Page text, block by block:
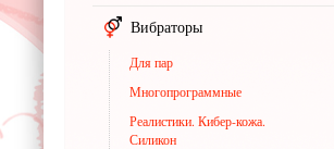
Вибраторы
Для пар
Многопрограммные
Реалистики. Кибер-кожа.
Силикон